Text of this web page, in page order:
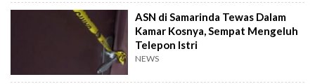
ASN di Samarinda Tewas Dalam
Kamar Kosnya, Sempat Mengeluh
Telepon Istri
NEWS